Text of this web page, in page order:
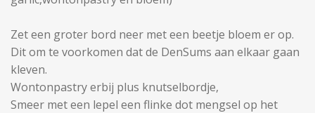
Zet een groter bord neer met een beetje bloem er op.
Dit om te voorkomen dat de DenSums aan elkaar gaan
kleven.
Wontonpastry erbij plus knutselbordje,
Smeer met een lepel een flinke dot mengsel op het